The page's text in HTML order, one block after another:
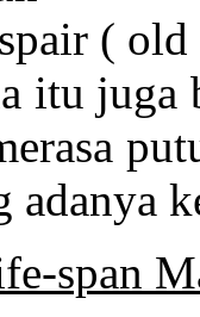
( old
itu
adanya
span